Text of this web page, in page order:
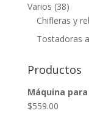
Varios (38)
Chifleras y
Tostadoras
Productos
Máquina
$559.00